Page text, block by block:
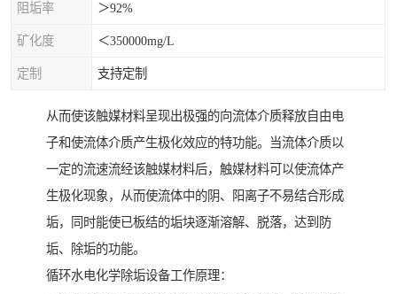
阻垢率 ＞92%
矿化度 ＜350000mg/L
定制 支持定制
从而使该触媒材料呈现出极强的向流体介质释放自由电
子和使流体介质产生极化效应的特功能。当流体介质以
一定的流速流经该触媒材料后，触媒材料可以使流体产
生极化现象，从而使流体中的阴、阳离子不易结合形成
垢，同时能使已板结的垢块逐渐溶解、脱落，达到防
垢、除垢的功能。
循环水电化学除垢设备工作原理：